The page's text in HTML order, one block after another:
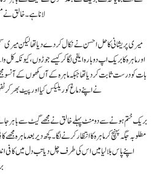
لانا ہے۔ خالق
میری پریشانی کا حل احسن نے نکال کر دے دیا تھا لیکن میری
اور ماہرہ کا بریک اپ دوبارہ ایلفی لگا کر کیسے جوڑوں،
بات کو درست ثابت کردیا تھا جبکہ ماہرہ کے آںکھوں کے آنسو
نے اپنے دماغ کو ریلیکس کیا اور پیٹ بھر کر
بریک ختم ہونے سے دو منٹ پہلے خالق نے مجھے گیٹ سے باہر
مطلوبہ جگہ پہنچ کر ماہرہ کا انتظار کرنے لگا۔ کچھ دیر بعد ماہرہ
اپنے پاس بلا لیا میں اس کی طرف چل دیا تب دل میں کافی